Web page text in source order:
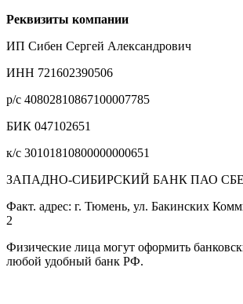
Реквизиты компании
ИП Сибен Сергей Александрович
ИНН 721602390506
р/с 40802810867100007785
БИК 047102651
к/с 30101810800000000651
ЗАПАДНО-СИБИРСКИЙ БАНК ПАО
Факт. адрес: г. Тюмень, ул. Бакинских
2
Физические лица могут оформить
любой удобный банк РФ.